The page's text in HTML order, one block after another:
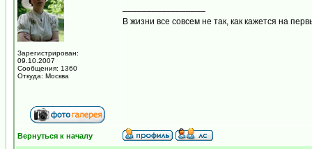
Зарегистрирован:
09.10.2007
Сообщения: 1360
Откуда: Москва
В жизни все совсем не так, как кажется на
Вернуться к началу